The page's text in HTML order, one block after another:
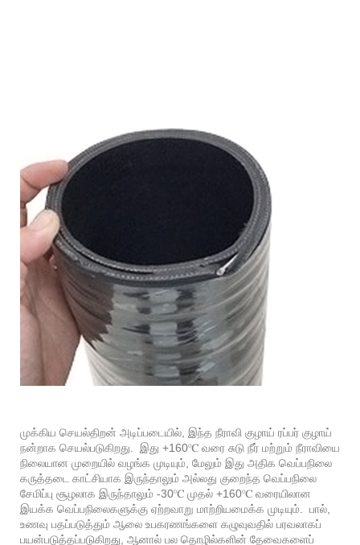
முக்கிய செயல்திறன் அடிப்படையில், இந்த நீராவி குழாய் ரப்பர் குழாய்
நன்றாக செயல்படுகிறது. இது +160℃ வரை சுடு நீர் மற்றும் நீராவியை
நிலையான முறையில் வழங்க முடியும், மேலும் இது அதிக வெப்பநிலை
கருத்தடை காட்சியாக இருந்தாலும் அல்லது குறைந்த வெப்பநிலை
சேமிப்பு சூழலாக இருந்தாலும் -30℃ முதல் +160℃ வரையிலான
இயக்க வெப்பநிலைகளுக்கு ஏற்றவாறு மாற்றியமைக்க முடியும். பால்,
உணவு பதப்படுத்தும் ஆலை உபகரணங்களை கழுவுவதில் பரவலாகப்
பயன்படுத்தப்படுகிறது, ஆனால் பல தொழில்களின் தேவைகளைப்